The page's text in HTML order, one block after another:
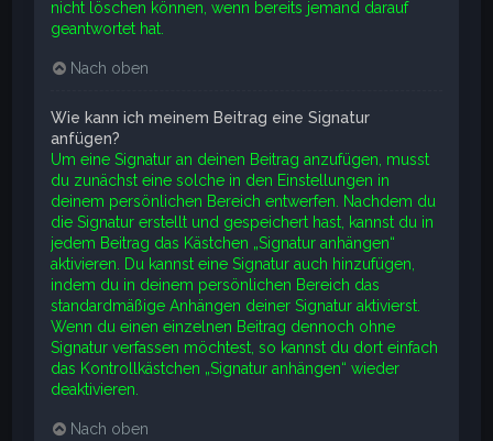
nicht löschen können, wenn bereits jemand darauf
geantwortet hat.
Nach oben
Wie kann ich meinem Beitrag eine Signatur
anfügen?
Um eine Signatur an deinen Beitrag anzufügen, musst
du zunächst eine solche in den Einstellungen in
deinem persönlichen Bereich entwerfen. Nachdem du
die Signatur erstellt und gespeichert hast, kannst du in
jedem Beitrag das Kästchen „Signatur anhängen“
aktivieren. Du kannst eine Signatur auch hinzufügen,
indem du in deinem persönlichen Bereich das
standardmäßige Anhängen deiner Signatur aktivierst.
Wenn du einen einzelnen Beitrag dennoch ohne
Signatur verfassen möchtest, so kannst du dort einfach
das Kontrollkästchen „Signatur anhängen“ wieder
deaktivieren.
Nach oben